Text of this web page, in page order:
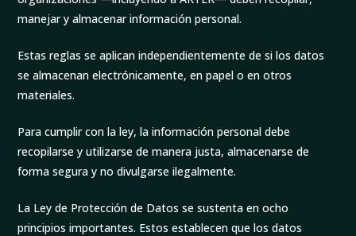
manejar y almacenar información personal.
Estas reglas se aplican independientemente de si los datos
se almacenan electrónicamente, en papel o en otros
materiales.
Para cumplir con la ley, la información personal debe
recopilarse y utilizarse de manera justa, almacenarse de
forma segura y no divulgarse ilegalmente.
La Ley de Protección de Datos se sustenta en ocho
principios importantes. Estos establecen que los datos